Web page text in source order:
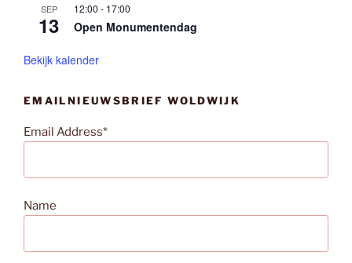
SEP
13
12:00 - 17:00
Open Monumentendag
Bekijk kalender
EMAILNIEUWSBRIEF WOLDWIJK
Email Address*
Name